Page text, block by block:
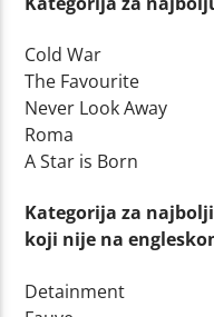
Cold War
The Favourite
Never Look Away
Roma
A Star is Born
Kategorija za
koji nije na
Detainment